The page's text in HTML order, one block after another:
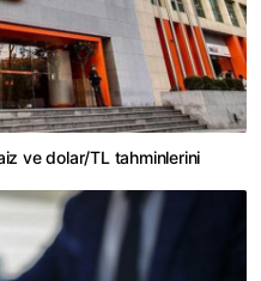
ve dolar/TL tahminlerini